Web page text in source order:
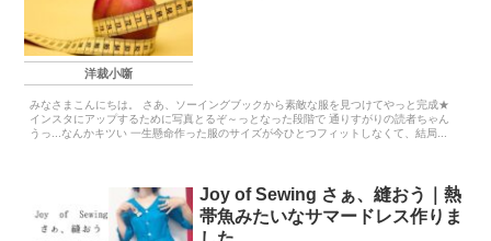
洋裁小噺
みなさまこんにちは。 さあ、ソーイングブックから素敵な服を見つけてやっと完成★
インスタにアップするために写真とるぞ～っとなった段階で 通りすがりの読者ちゃん
うっ...なんかキツい 一生懸命作った服のサイズが今ひとつフィットしなくて、結局...
Joy of Sewing さぁ、縫おう｜熱
帯魚みたいなサマードレス作りま